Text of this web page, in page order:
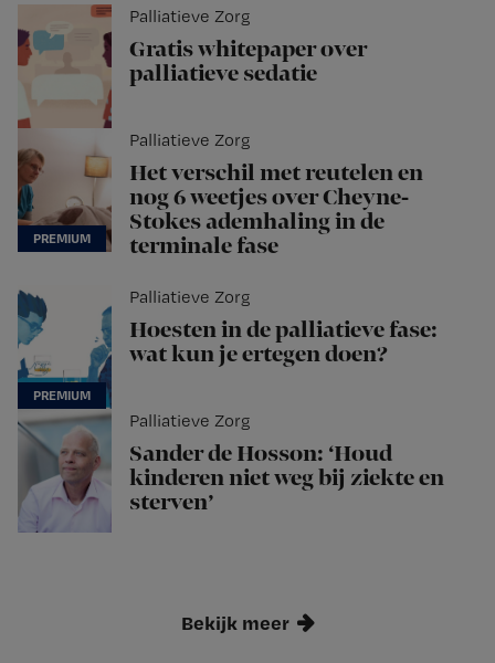
Palliatieve Zorg
Gratis whitepaper over
palliatieve sedatie
Palliatieve Zorg
Het verschil met reutelen en
nog 6 weetjes over Cheyne-
Stokes ademhaling in de
terminale fase
Palliatieve Zorg
Hoesten in de palliatieve fase:
wat kun je ertegen doen?
Palliatieve Zorg
Sander de Hosson: ‘Houd
kinderen niet weg bij ziekte en
sterven’
Bekijk meer